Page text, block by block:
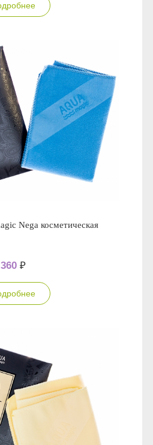
Nega косметическая
360 ₽